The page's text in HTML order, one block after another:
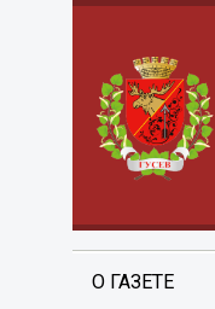
О ГАЗЕТЕ